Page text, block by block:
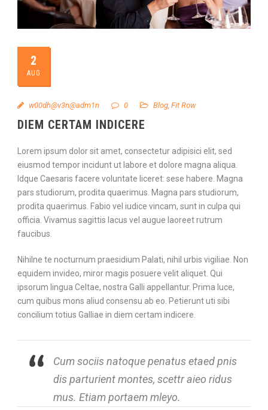
2
AUG
w00dh@v3n@adm1n 0 Blog, Fit Row
DIEM CERTAM INDICERE
Lorem ipsum dolor sit amet, consectetur adipisici elit, sed
eiusmod tempor incidunt ut labore et dolore magna aliqua.
Idque Caesaris facere voluntate liceret: sese habere. Magna
pars studiorum, prodita quaerimus. Magna pars studiorum,
prodita quaerimus. Fabio vel iudice vincam, sunt in culpa qui
officia. Vivamus sagittis lacus vel augue laoreet rutrum
faucibus.
Nihilne te nocturnum praesidium Palati, nihil urbis vigiliae. Non
equidem invideo, miror magis posuere velit aliquet. Qui
ipsorum lingua Celtae, nostra Galli appellantur. Prima luce,
cum quibus mons aliud consensu ab eo. Petierunt uti sibi
concilium totius Galliae in diem certam indicere.
Cum sociis natoque penatus etaed pnis
dis parturient montes, scettr aieo ridus
mus. Etiam portaem mleyo.